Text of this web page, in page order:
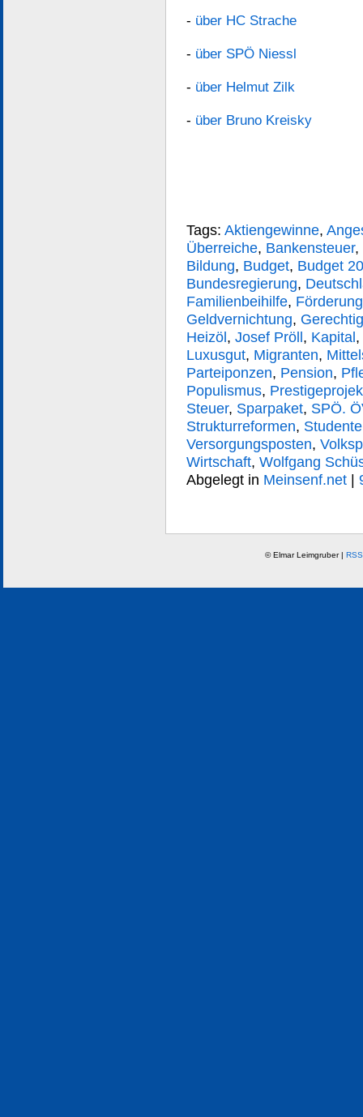
- über HC Strache
- über SPÖ Niessl
- über Helmut Zilk
- über Bruno Kreisky
Tags: Aktiengewinne,
Überreiche, Bankensteuer,
Bildung, Budget, Budget
Bundesregierung,
Familienbeihilfe, Förderung
Geldvernichtung,
Heizöl, Josef Pröll, Kapital,
Luxusgut, Migranten,
Parteiponzen, Pension,
Populismus,
Steuer, Sparpaket, SPÖ.
Strukturreformen,
Versorgungsposten,
Wirtschaft, Wolfgang
Abgelegt in Meinsenf.net |
© Elmar Leimgruber |